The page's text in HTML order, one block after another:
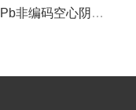
编码空心阴极灯